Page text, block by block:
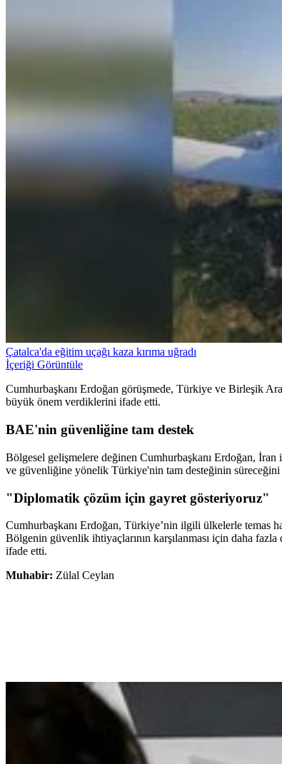
Çatalca'da eğitim uçağı kaza kırıma uğradı
İçeriği Görüntüle
Cumhurbaşkanı Erdoğan görüşmede, Türkiye ve Birleşik
büyük önem verdiklerini ifade etti.
BAE'nin güvenliğine tam destek
Bölgesel gelişmelere değinen Cumhurbaşkanı Erdoğan,
ve güvenliğine yönelik Türkiye'nin tam desteğinin
"Diplomatik çözüm için gayret gösteriyoruz"
Cumhurbaşkanı Erdoğan, Türkiye’nin ilgili ülkelerle temas
Bölgenin güvenlik ihtiyaçlarının karşılanması için daha
ifade etti.
Muhabir: Zülal Ceylan